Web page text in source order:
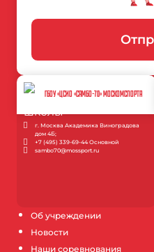
Об учреждении
Новости
Наши соревнования
ГБОУ «ЦСИО «САМБО-70» МОСКОМСПОРТА
г. Москва Академика Виноградова
дом 4Б;
+7 (495) 339-69-44 Основной
sambo70@mossport.ru